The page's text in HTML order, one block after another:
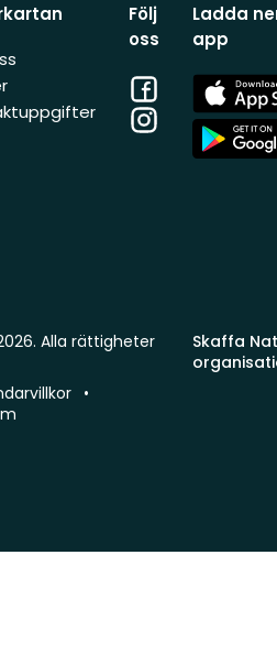
Följ
oss
Facebook
Instagram
Ladda
app
App
Store
App
Store
Skaffa
Alla rättigheter